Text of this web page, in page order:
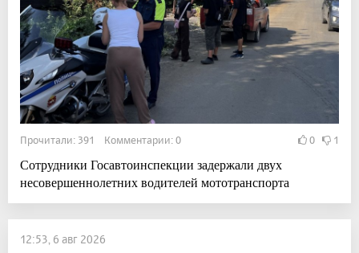
Прочитали: 391 Комментарии: 0 0 1
Сотрудники Госавтоинспекции задержали двух
несовершеннолетних водителей мототранспорта
12:53, 6 авг 2026